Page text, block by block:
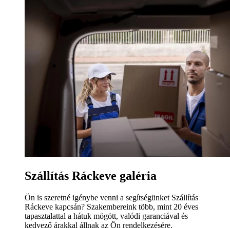
Szállítás Ráckeve galéria
Ön is szeretné igénybe venni a segítségünket Szállítás
Ráckeve kapcsán? Szakembereink több, mint 20 éves
tapasztalattal a hátuk mögött, valódi garanciával és
kedvező árakkal állnak az Ön rendelkezésére.